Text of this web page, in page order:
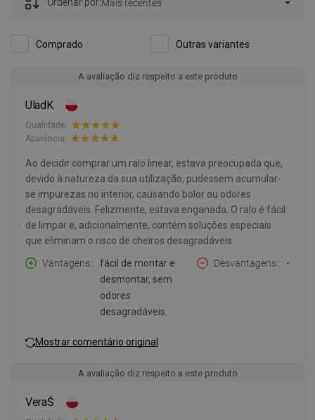
Comprado Outras variantes
Mais recentes
A avaliação diz respeito a este produto
UladK
Qualidade:
Aparência:
Ao decidir comprar um ralo linear, estava preocupada que,
devido à natureza da sua utilização, pudessem acumular-
se impurezas no interior, causando bolor ou odores
desagradáveis. Felizmente, estava enganada. O ralo é fácil
de limpar e, adicionalmente, contém soluções especiais
que eliminam o risco de cheiros desagradáveis.
Vantagens:
fácil de montar e
desmontar, sem
odores
desagradáveis.
Desvantagens: -
Mostrar comentário original
A avaliação diz respeito a este produto
VeraŚ